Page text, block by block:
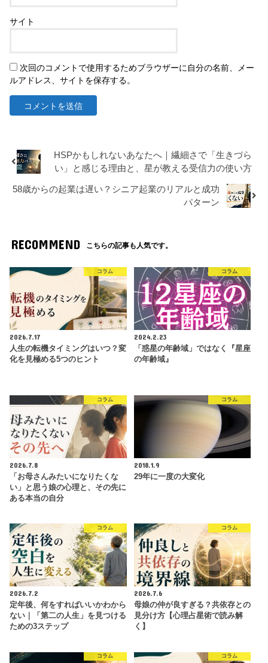
サイト
次回のコメントで使用するためブラウザーに自分の名前、メー
ルアドレス、サイトを保存する。
HSPかもしれないあなたへ｜繊細さで「生きづら
い」と感じる理由と、星が教える受信力の使い方
58歳からの起業は遅い？シニア起業のリアルと成功
パターン
RECOMMEND こちらの記事も人気です。
コラム
2026.7.17
人生の転機タイミングはいつ？変
化を見極める5つのヒント
コラム
2024.2.23
「惑星の年齢域」ではなく『星座
の年齢域』
コラム
2026.7.8
「お母さんみたいになりたくな
い」と思う娘の心理と、その先に
ある本当の自分
コラム
2018.1.9
29年に一度の大変化
コラム
2026.7.2
定年後、何をすればいいかわから
ない｜「第二の人生」を見つける
ための3ステップ
コラム
2026.7.6
母娘の仲が良すぎる？共依存との
見分け方【心理占星術で読み解
く】
コラム コラム